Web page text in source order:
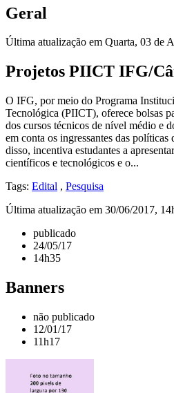
Geral
Última atualização em Quarta, 03 de
Projetos PIICT IFG/
O IFG, por meio do Programa
Tecnológica (PIICT), oferece bolsas
dos cursos técnicos de nível médio e
em conta os ingressantes das
disso, incentiva estudantes a
científicos e tecnológicos e o...
Tags: Edital , Pesquisa
Última atualização em 30/06/2017,
publicado
24/05/17
14h35
Banners
não publicado
12/01/17
11h17